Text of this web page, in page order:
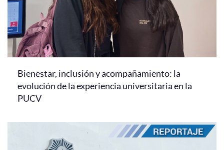
Bienestar, inclusión y acompañamiento: la
evolución de la experiencia universitaria en la
PUCV